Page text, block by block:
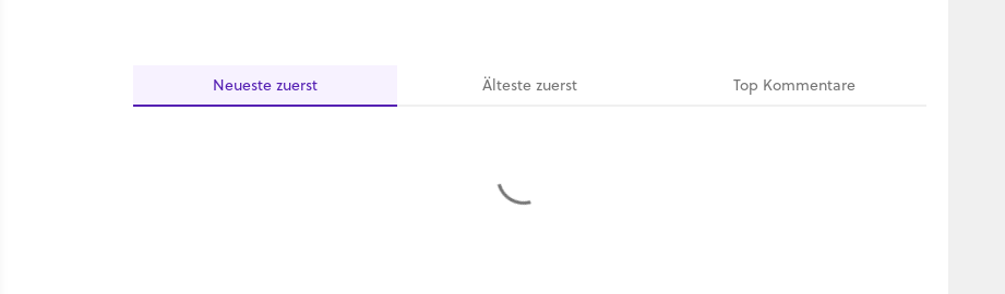
Neueste zuerst Ältestezuerst Top Kommentare